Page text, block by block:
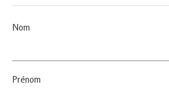
Nom
Prénom